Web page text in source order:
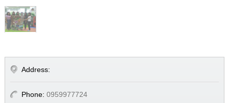
Address:
Phone: 0959977724